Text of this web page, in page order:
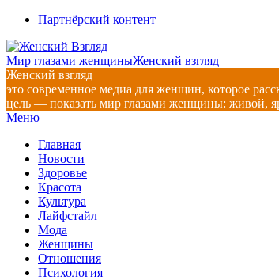
Перейти
содержимому
Партнёрский контент
Мир глазами женщиныЖенский взгляд
Женский взгляд
это современное медиа для женщин, которое
цель — показать мир глазами женщины: живой,
Главное
меню
Меню
Главная
Новости
Здоровье
Красота
Культура
Лайфстайл
Мода
Женщины
Отношения
Психология